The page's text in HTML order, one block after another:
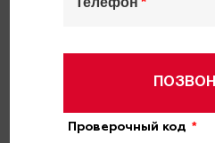
Проверочный код